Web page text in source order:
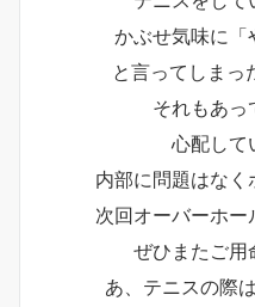
かぶせ気味に「
と言ってしまっ
それもあっ
心配して
内部に問題はなく
次回オーバーホー
ぜひまたご用
あ、テニスの際